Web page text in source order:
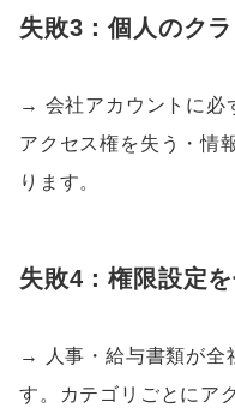
失敗3：個人のク
→ 会社アカウントに必
アクセス権を失う・情
ります。
失敗4：権限設定
→ 人事・給与書類が全
す。カテゴリごとにア